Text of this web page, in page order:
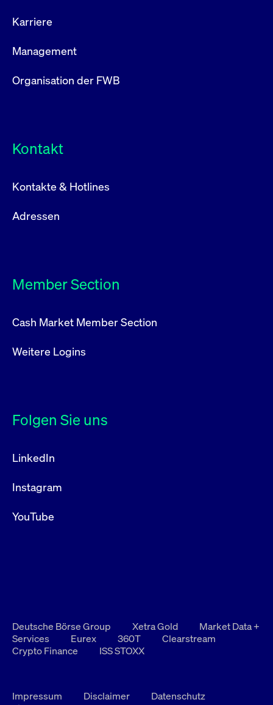
Karriere
Management
Organisation der FWB
Kontakt
Kontakte & Hotlines
Adressen
Member Section
Cash Market Member Section
Weitere Logins
Folgen Sie uns
LinkedIn
Instagram
YouTube
Deutsche Börse Group Xetra Gold
Market Data +
Services
Eurex 360T
Clearstream
Crypto Finance
ISS STOXX
Impressum Disclaimer
Datenschutz